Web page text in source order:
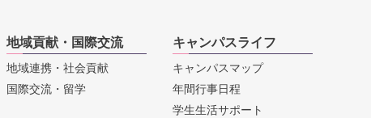
地域貢献・国際交流
地域連携・社会貢献
国際交流・留学
キャンパスライフ
キャンパスマップ
年間行事日程
学生生活サポート